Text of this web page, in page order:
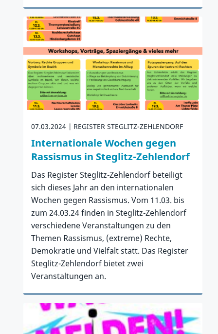
Zum Artikel
07.03.2024 REGISTER STEGLITZ-ZEHLENDORF
Internationale Wochen gegen
Rassismus in Steglitz-Zehlendorf
Das Register Steglitz-Zehlendorf beteiligt
sich dieses Jahr an den internationalen
Wochen gegen Rassismus. Vom 11.03. bis
zum 24.03.24 finden in Steglitz-Zehlendorf
verschiedene Veranstaltungen zu den
Themen Rassismus, (extreme) Rechte,
Demokratie und Vielfalt statt. Das Register
Steglitz-Zehlendorf bietet zwei
Veranstaltungen an.
Zum Artikel